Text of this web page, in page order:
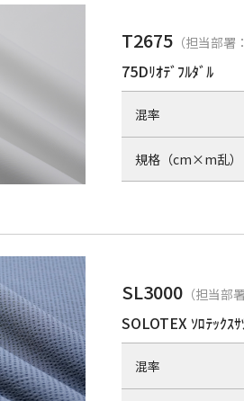
T2675 （担当部
75Dﾘｵﾃﾞﾌﾙﾀﾞﾙ
混率
規格（cm×m乱）
SL3000 （担当
SOLOTEX ｿﾛﾃｯｸｽ
混率